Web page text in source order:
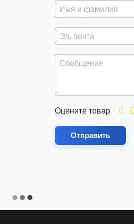
Оцените товар
Отправить